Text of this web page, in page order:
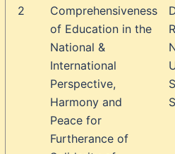
2
Comprehensiveness
of Education in the
National &
International
Perspective,
Harmony and
Peace for
Furtherance of